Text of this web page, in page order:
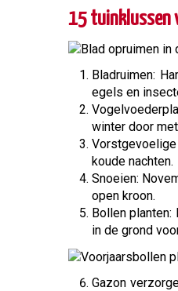
15 tuinklussen
Bladruimen:
egels en
winter door
koude nachten.
Snoeien:
open kroon.
Bollen
in de grond
Gazon